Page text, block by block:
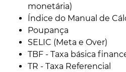
monetária)
Índice do Manual de
Poupança
SELIC (Meta e Over)
TBF - Taxa básica
TR - Taxa Referencial